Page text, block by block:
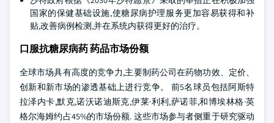
国家的保健基础设施,使糖尿病护理服务更加容易获得和补
贴,改善病例检测,并在系统内获得更好的治疗。
口服抗糖尿病药 药品市场份额
全球市场具有高度的竞争力,主要制药公司在药物功效、定价、
创新和新市场的渗透基础上进行竞争。 前5名球员包括阿斯特
拉泽内卡,默克,诺沃诺迪斯克,伊莱·利利,萨诺菲,和博埃林格·英
格尔海姆约占45%的市场份额. 这些市场参与者侧重于研究驱动